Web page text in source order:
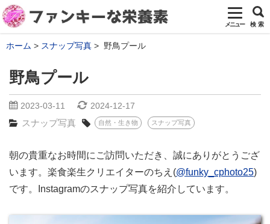
メニュー 検 索
ホーム スナップ写真 野鳥プール
野鳥プール
2023-03-11 2024-12-17
スナップ写真 自然・生き物 スナップ写真
朝の貴重なお時間にご訪問いただき、誠にありがとうござ
います。楽食楽生クリエイターのちえ(@funky_cphoto25)
です。Instagramのスナップ写真を紹介しています。